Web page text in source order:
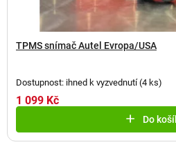
TPMS snímač Autel Evropa/USA
Dostupnost: ihned k vyzvednutí(4 ks)
1 099 Kč
Do